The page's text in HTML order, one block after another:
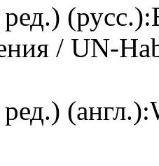
(русс.):
/ UN-
(англ.):